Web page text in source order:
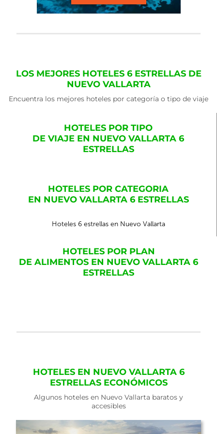
LOS MEJORES HOTELES 6 ESTRELLAS DE
NUEVO VALLARTA
Encuentra los mejores hoteles por categoría o tipo de viaje
HOTELES POR TIPO
DE VIAJE EN NUEVO VALLARTA 6
ESTRELLAS
HOTELES POR CATEGORIA
EN NUEVO VALLARTA 6 ESTRELLAS
Hoteles 6 estrellas en Nuevo Vallarta
HOTELES POR PLAN
DE ALIMENTOS EN NUEVO VALLARTA 6
ESTRELLAS
HOTELES EN NUEVO VALLARTA 6
ESTRELLAS ECONÓMICOS
Algunos hoteles en Nuevo Vallarta baratos y
accesibles